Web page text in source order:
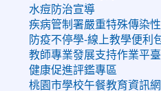
水痘防治宣導
疾病管制署嚴重特殊傳染
防疫不停學-線上教學便利
教師專業發展支持作業平臺
健康促進評鑑專區
桃園市學校午餐教育資訊網